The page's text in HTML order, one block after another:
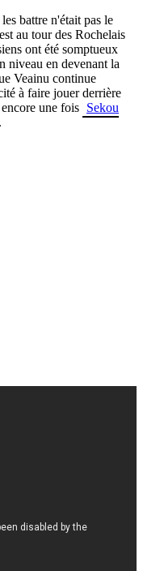
battre n'était pas le
au tour des Rochelais
ont été somptueux
niveau en devenant la
Veainu continue
à faire jouer derrière
une fois Sekou